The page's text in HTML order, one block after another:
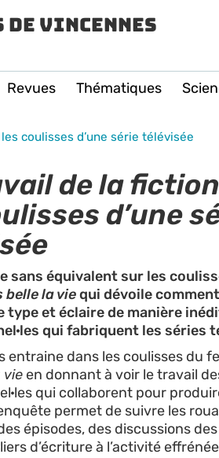
Vincennes
Revues Thématiques
coulisses d’une série télévisée
de la
d’une
sans équivalent sur les
belle la viequi dévoile
type et éclaire de manière
qui fabriquent les séries
entraine dans les coulisses du
vieen donnant à voir le travail
qui collaborent pour
permet de suivre les
épisodes, des discussions
d’écriture à l’activité